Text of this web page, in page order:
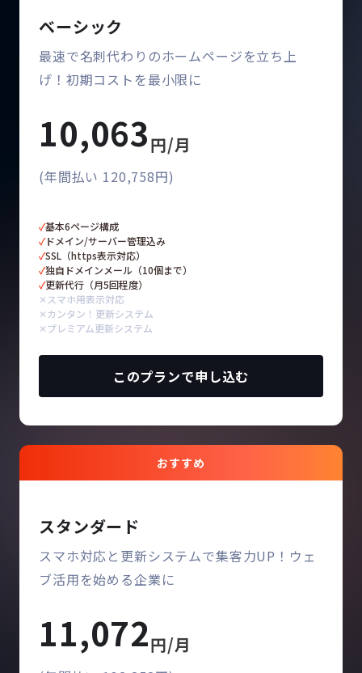
ベーシック
最速で名刺代わりのホームページを立ち上
げ！初期コストを最小限に
10,063円/月
(年間払い 120,758円)
✓基本6ページ構成
✓ドメイン/サーバー管理込み
✓SSL（https表示対応）
✓独自ドメインメール（10個まで）
✓更新代行（月5回程度）
✕ スマホ用表示対応
✕カンタン！更新システム
✕プレミアム更新システム
このプランで申し込む
おすすめ
スタンダード
スマホ対応と更新システムで集客力UP！ウェ
ブ活用を始める企業に
11,072円/月